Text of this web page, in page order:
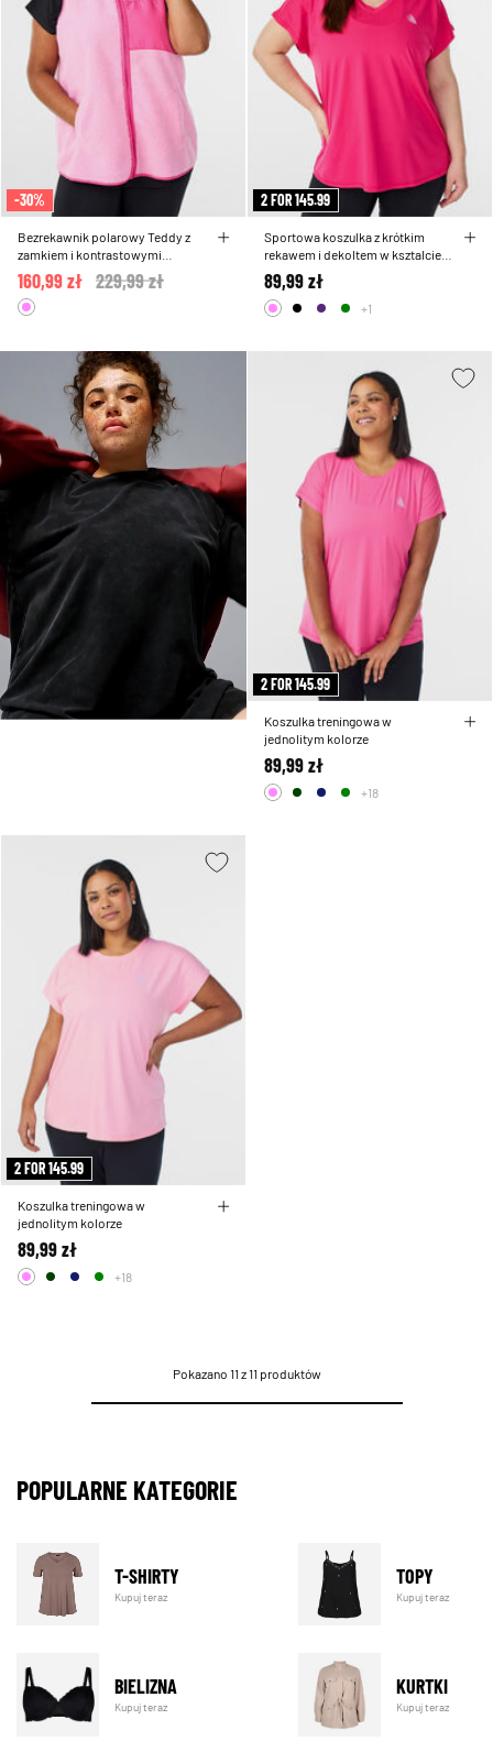
-30%
Bezrekawnik polarowy Teddy z
zamkiem i kontrastowymi
elementami
Price reduced from
229,99 zł
160,99 zł
2 FOR 145.99
Sportowa koszulka z krótkim
rekawem i dekoltem w ksztalcie
litery V
89,99 zł
+1
2 FOR 145.99
Koszulka treningowa w
jednolitym kolorze
89,99 zł
+18
2 FOR 145.99
Koszulka treningowa w
jednolitym kolorze
89,99 zł
+18
Pokazano 11 z 11 produktów
POPULARNE KATEGORIE
T-SHIRTY
Kupuj teraz
TOPY
Kupuj teraz
BIELIZNA
Kupuj teraz
KURTKI
Kupuj teraz